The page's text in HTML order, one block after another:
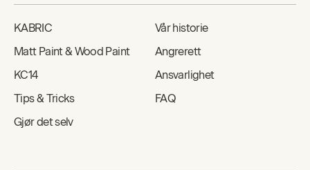
KABRIC
Matt Paint & Wood Paint
KC14
Tips & Tricks
Gjør det selv
Vår historie
Angrerett
Ansvarlighet
FAQ